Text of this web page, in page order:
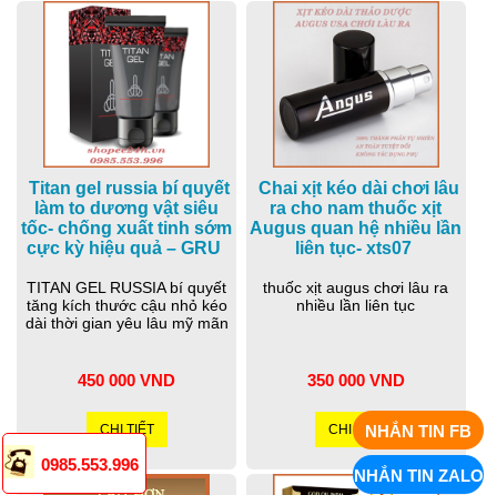
Titan gel russia bí quyết
làm to dương vật siêu
tốc- chống xuất tinh sớm
cực kỳ hiệu quả – GRU
TITAN GEL RUSSIA bí quyết
tăng kích thước cậu nhỏ kéo
dài thời gian yêu lâu mỹ mãn
450 000 VND
CHI TIẾT
Chai xịt kéo dài chơi lâu
ra cho nam thuốc xịt
Augus quan hệ nhiều lần
liên tục- xts07
thuốc xịt augus chơi lâu ra
nhiều lần liên tục
350 000 VND
CHI TIẾT
0985.553.996
NHẮN TIN FB
NHẮN TIN ZALO